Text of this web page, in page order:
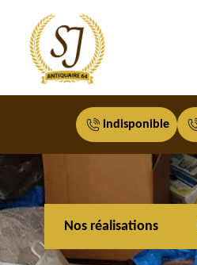
indisponible
Nos réalisations